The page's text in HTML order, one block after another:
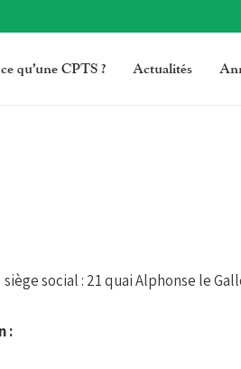
qu’une CPTS ? Actualités
social : 21 quai Alphonse le
: